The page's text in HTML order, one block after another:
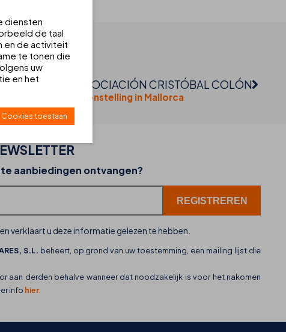
VERENIGING ASOCIACIÓN CRISTÓBAL COLÓN
Bezoek de tentoonstelling in Mallorca
THB hotels zet WhatsApp in als nieuw
klantenservicekanaal
aanbiedingen ontvangen?
verklaart u deze informatie gelezen te hebben.
S.L. beheert, op grond van uw toestemming, een mailing lijst die
aan derden behalve wanneer dat noodzakelijk is voor het nakomen
info hier
diensten
de taal
en de activiteit
te tonen die
uw
en het
Cookies toestaan